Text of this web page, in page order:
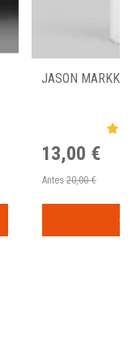
JASON MARKK -
13,00 €
Antes 20,00 €